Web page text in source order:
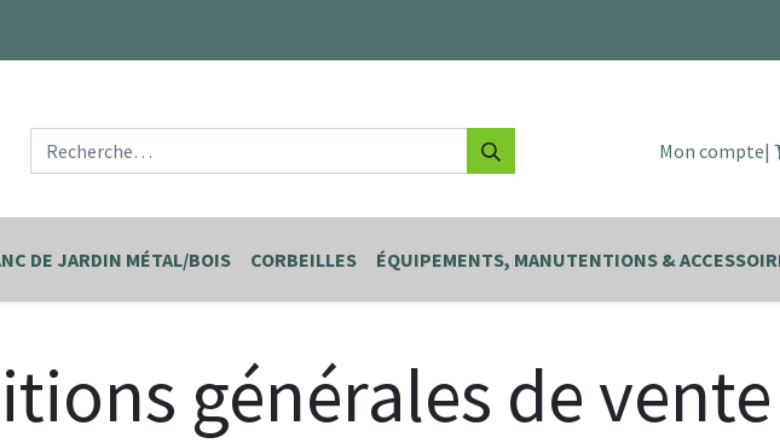
Mon compte|
DE JARDIN MÉTAL/BOIS CORBEILLES ÉQUIPEMENTS, MANUTENTIONS &
générales de vente